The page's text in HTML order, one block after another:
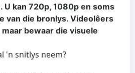
U kan 720p, 1080p en soms
van die bronlys. Videolêers
bewaar die visuele
'n snitlys neem?